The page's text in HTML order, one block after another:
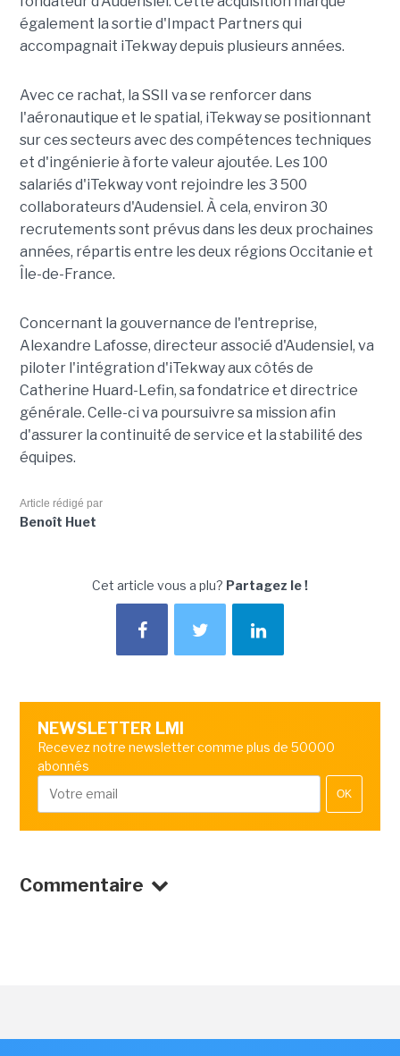
également la sortie d'Impact Partners qui
accompagnait iTekway depuis plusieurs années.
Avec ce rachat, la SSII va se renforcer dans
l'aéronautique et le spatial, iTekway se positionnant
sur ces secteurs avec des compétences techniques
et d'ingénierie à forte valeur ajoutée. Les 100
salariés d'iTekway vont rejoindre les 3 500
collaborateurs d'Audensiel. À cela, environ 30
recrutements sont prévus dans les deux prochaines
années, répartis entre les deux régions Occitanie et
Île-de-France.
Concernant la gouvernance de l'entreprise,
Alexandre Lafosse, directeur associé d'Audensiel, va
piloter l'intégration d'iTekway aux côtés de
Catherine Huard-Lefin, sa fondatrice et directrice
générale. Celle-ci va poursuivre sa mission afin
d'assurer la continuité de service et la stabilité des
équipes.
Article rédigé par
Benoît Huet
Cet article vous a plu? Partagez le !
NEWSLETTER LMI
Recevez notre newsletter comme plus de 50000
abonnés
OK
Commentaire